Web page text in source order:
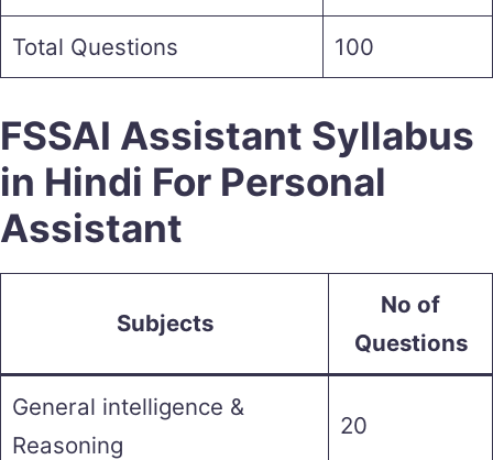
Total Questions 100
FSSAI Assistant Syllabus
in Hindi For Personal
Assistant
Subjects
No of
Questions
General intelligence &
Reasoning
20